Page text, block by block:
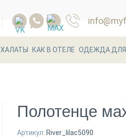
ХАЛАТЫ КАК В ОТЕЛЕ ОДЕЖДА ДЛЯ
Полотенце
Артикул: River_lilac5090